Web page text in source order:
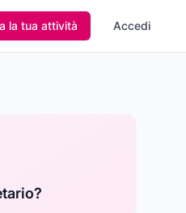
la tua attività Accedi